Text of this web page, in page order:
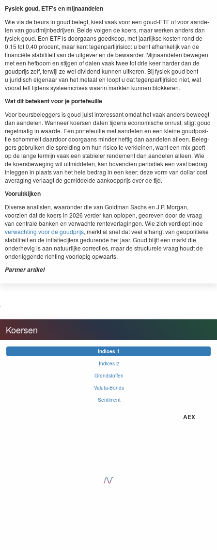
Fysiek goud, ETF’s en mijnaandelen
Wie via de beurs in goud belegt, kiest vaak voor een goud-ETF of voor aan­de­
len van goud­mi­jnbedri­jven. Bei­de vol­gen de koers, maar werken anders dan
fysiek goud. Een ETFis door­gaans goed­koop, met jaar­lijkse kosten rond de
0,15 tot0,40 pro­cent, maar kent tegen­par­ti­jrisi­co: u bent afhanke­lijk van de
finan­ciële sta­biliteit van de uit­gev­er en de bewaarder. Mij­naan­de­len bewe­gen
met een hef­boom en sti­j­gen of dalen vaak twee tot drie keer hard­er dan de
goud­pri­js zelf, ter­wi­jl ze wel div­i­dend kun­nen uitk­eren. Bij fysiek goud bent
u juridisch eige­naar van het metaal en loopt u dat tegen­par­ti­jrisi­co niet, wat
vooral telt tij­dens sys­teem­crises waarin mark­ten kun­nen blokkeren.
Wat dit betekent voor je portefeuille
Voor beurs­be­leg­gers is goud juist inter­es­sant omdat het vaak anders beweegt
dan aan­de­len. Wan­neer koersen dalen tij­dens economis­che onrust, sti­jgt goud
regel­matig in waarde. Een porte­feuille met aan­de­len en een kleine goud­posi­
tie schom­melt daar­door door­gaans min­der heftig dan aan­de­len alleen. Beleg­
gers gebruiken die sprei­d­ing om hun risi­co te verkleinen, want een mix geeft
op de lange ter­mi­jn vaak een sta­biel­er ren­de­ment dan aan­de­len alleen. Wie
de koers­be­weg­ing wil uit­mid­de­len, kan boven­di­en peri­odiek een vast bedrag
inleggen in plaats van het hele bedrag in een keer; deze vorm van dol­lar cost
aver­ag­ing ver­laagt de gemid­delde aankoop­pri­js over de tijd.
Vooruitk­ijken
Diverse anal­is­ten, waaron­der die van Gold­man Sachs en J.P. Mor­gan,
voorzien dat de koers in 2026 verder kan oplopen, gedreven door de vraag
van cen­trale banken en verwachte rentev­er­lagin­gen. Wie zich verdiept inde
verwacht­ing voor de goud­pri­js, merkt al snel dat veel afhangt van geopoli­tieke
sta­biliteit en de inflatieci­jfers gedurende het jaar. Goud bli­jft een markt die
onder­he­vig is aan natu­urlijke cor­rec­ties, maar de struc­turele vraag houdt de
onderliggende richt­ing voor­lop­ig opwaarts.
Part­ner artikel
Koersen
Indices 1
Indices 2
Grondstoffen
Valuta-Bonds
Sentiment
AEX